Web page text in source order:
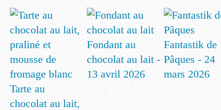
Tarte au
chocolat au lait,
Fondant au
chocolat au lait -
13 avril 2026
Fantastik de
Pâques - 24
mars 2026